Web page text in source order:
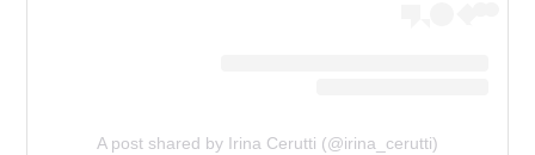
A post shared by Irina Cerutti (@irina_cerutti)